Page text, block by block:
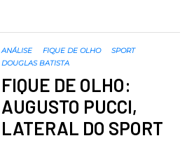
ANÁLISE FIQUE DE OLHO
SPORT
DOUGLAS BATISTA
FIQUE DE OLHO:
AUGUSTO PUCCI,
LATERAL DO SPORT